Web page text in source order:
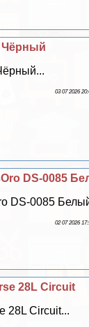
Чёрный
03 07 2026
DS-0085
DS-0085
02 07 2026
28L Circuit
28L Circuit...